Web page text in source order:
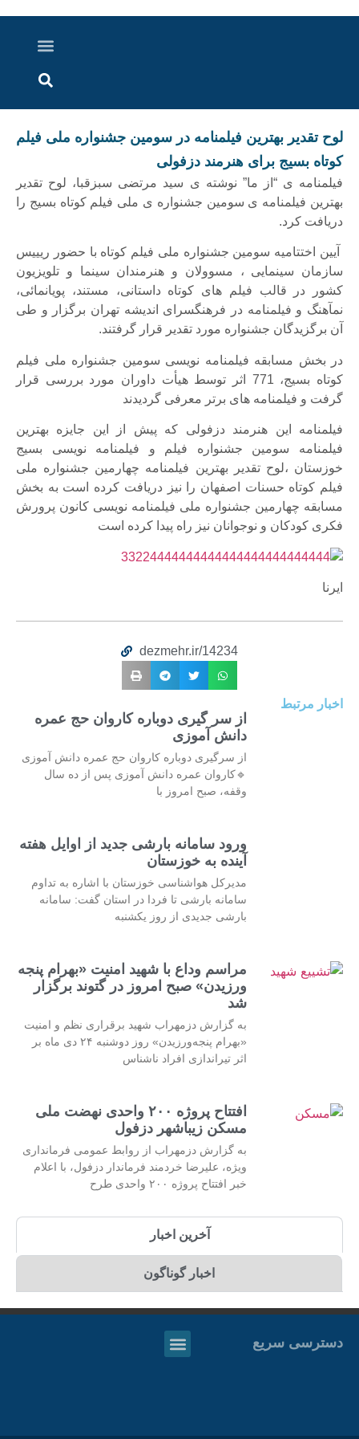
لوح تقدیر بهترین فیلمنامه در سومین جشنواره ملی فیلم
کوتاه بسیج برای هنرمند دزفولی
فیلمنامه ی “از ما” نوشته ی سید مرتضی سبزقبا، لوح تقدیر
بهترین فیلمنامه ی سومین جشنواره ی ملی فیلم کوتاه بسیج را
دریافت کرد.
آیین اختتامیه سومین جشنواره ملی فیلم کوتاه با حضور ریییس
سازمان سینمایی ، مسوولان و هنرمندان سینما و تلویزیون
کشور در قالب فیلم های کوتاه داستانی، مستند، پویانمائی،
نمآهنگ و فیلمنامه در فرهنگسرای اندیشه تهران برگزار و طی
آن برگزیدگان جشنواره مورد تقدیر قرار گرفتند.
در بخش مسابقه فیلمنامه نویسی سومین جشنواره ملی فیلم
کوتاه بسیج، 771 اثر توسط هیأت داوران مورد بررسی قرار
گرفت و فیلمنامه های برتر معرفی گردیدند
فیلمنامه این هنرمند دزفولی که پیش از این جایزه بهترین
فیلمنامه سومین جشنواره فیلم و فیلمنامه نویسی بسیج
خوزستان ،لوح تقدیر بهترین فیلمنامه چهارمین جشنواره ملی
فیلم کوتاه حسنات اصفهان را نیز دریافت کرده است به بخش
مسابقه چهارمین جشنواره ملی فیلمنامه نویسی کانون پرورش
فکری کودکان و نوجوانان نیز راه پیدا کرده است
ایرنا
dezmehr.ir/14234
اخبار مرتبط
از سر گیری دوباره کاروان حج عمره
دانش آموزی
از سرگیری دوباره کاروان حج عمره دانش آموزی
🔹کاروان عمره دانش آموزی پس از ده سال
وقفه، صبح امروز با
ورود سامانه بارشی جدید از اوایل هفته
آینده به خوزستان
مدیرکل هواشناسی خوزستان با اشاره به تداوم
سامانه بارشی تا فردا در استان گفت: سامانه
بارشی جدیدی از روز یکشنبه
مراسم وداع با شهید امنیت «بهرام پنجه
ورزیدن» صبح امروز در گتوند برگزار
شد
به گزارش دزمهراب شهید برقراری نظم و امنیت
«بهرام پنجه‌ورزیدن» روز دوشنبه ۲۴ دی ماه بر
اثر تیراندازی افراد ناشناس
افتتاح پروژه ۲۰۰ واحدی نهضت ملی
مسکن زیباشهر دزفول
به گزارش دزمهراب از روابط عمومی فرمانداری
ویژه، علیرضا خردمند فرماندار دزفول، با اعلام
خبر افتتاح پروژه ۲۰۰ واحدی طرح
آخرین اخبار
اخبار گوناگون
دسترسی سریع